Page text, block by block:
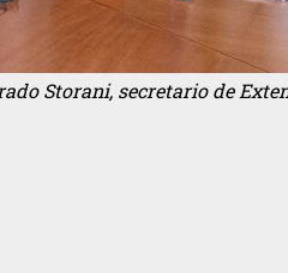
Storani, secretario de